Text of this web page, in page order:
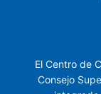
El Centro de
Consejo